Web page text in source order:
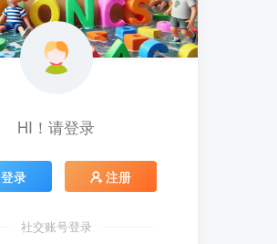
HI！请登录
登录 注册
社交账号登录